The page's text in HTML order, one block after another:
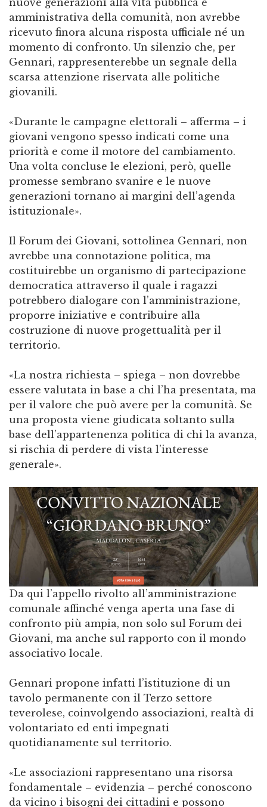
nuove generazioni alla vita pubblica e
amministrativa della comunità, non avrebbe
ricevuto finora alcuna risposta ufficiale né un
momento di confronto. Un silenzio che, per
Gennari, rappresenterebbe un segnale della
scarsa attenzione riservata alle politiche
giovanili.
«Durante le campagne elettorali – afferma – i
giovani vengono spesso indicati come una
priorità e come il motore del cambiamento.
Una volta concluse le elezioni, però, quelle
promesse sembrano svanire e le nuove
generazioni tornano ai margini dell’agenda
istituzionale».
Il Forum dei Giovani, sottolinea Gennari, non
avrebbe una connotazione politica, ma
costituirebbe un organismo di partecipazione
democratica attraverso il quale i ragazzi
potrebbero dialogare con l’amministrazione,
proporre iniziative e contribuire alla
costruzione di nuove progettualità per il
territorio.
«La nostra richiesta – spiega – non dovrebbe
essere valutata in base a chi l’ha presentata, ma
per il valore che può avere per la comunità. Se
una proposta viene giudicata soltanto sulla
base dell’appartenenza politica di chi la avanza,
si rischia di perdere di vista l’interesse
generale».
Da qui l’appello rivolto all’amministrazione
comunale affinché venga aperta una fase di
confronto più ampia, non solo sul Forum dei
Giovani, ma anche sul rapporto con il mondo
associativo locale.
Gennari propone infatti l’istituzione di un
tavolo permanente con il Terzo settore
teverolese, coinvolgendo associazioni, realtà di
volontariato ed enti impegnati
quotidianamente sul territorio.
«Le associazioni rappresentano una risorsa
fondamentale – evidenzia – perché conoscono
da vicino i bisogni dei cittadini e possono